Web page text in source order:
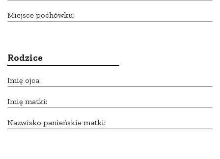
Miejsce pochówku:
Rodzice
Imię ojca:
Imię matki:
Nazwisko panieńskie matki: